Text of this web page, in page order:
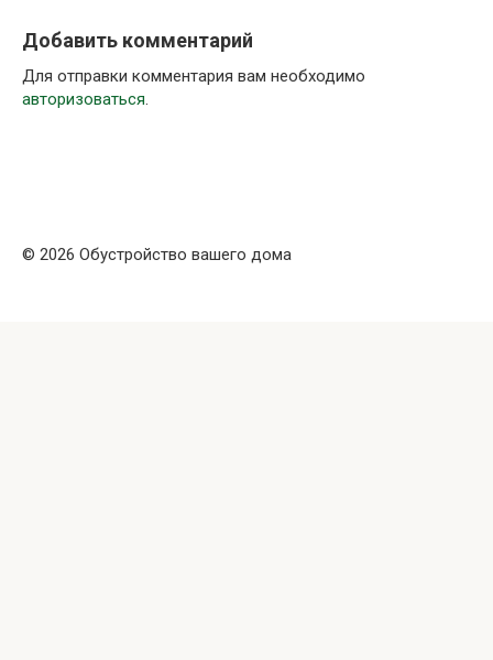
Добавить комментарий
Для отправки комментария вам необходимо
авторизоваться.
© 2026 Обустройство вашего дома